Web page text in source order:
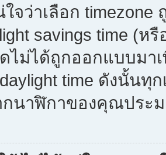
ว่าเลือก timezone
savings time (ห
ไม่ได้ถูกออกแบบมา
time ดังนั้นทุ
กนาฬิกาของคุณประ